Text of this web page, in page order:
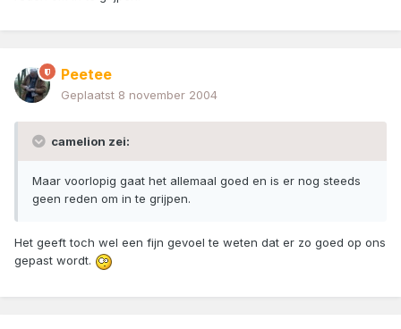
Peetee
Geplaatst 8 november 2004
camelion zei:
Maar voorlopig gaat het allemaal goed en is er nog steeds
geen reden om in te grijpen.
Het geeft toch wel een fijn gevoel te weten dat er zo goed op ons
gepast wordt.